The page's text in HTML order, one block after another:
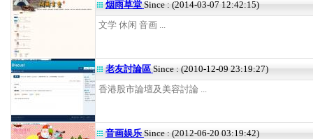
烟雨草堂 Since : (2014-03-07 12:42:15)
文学 休闲 音画 ...
老友討論區 Since : (2010-12-09 23:19:27)
香港股市論壇及美容討論 ...
音画娱乐 Since : (2012-06-20 03:19:42)